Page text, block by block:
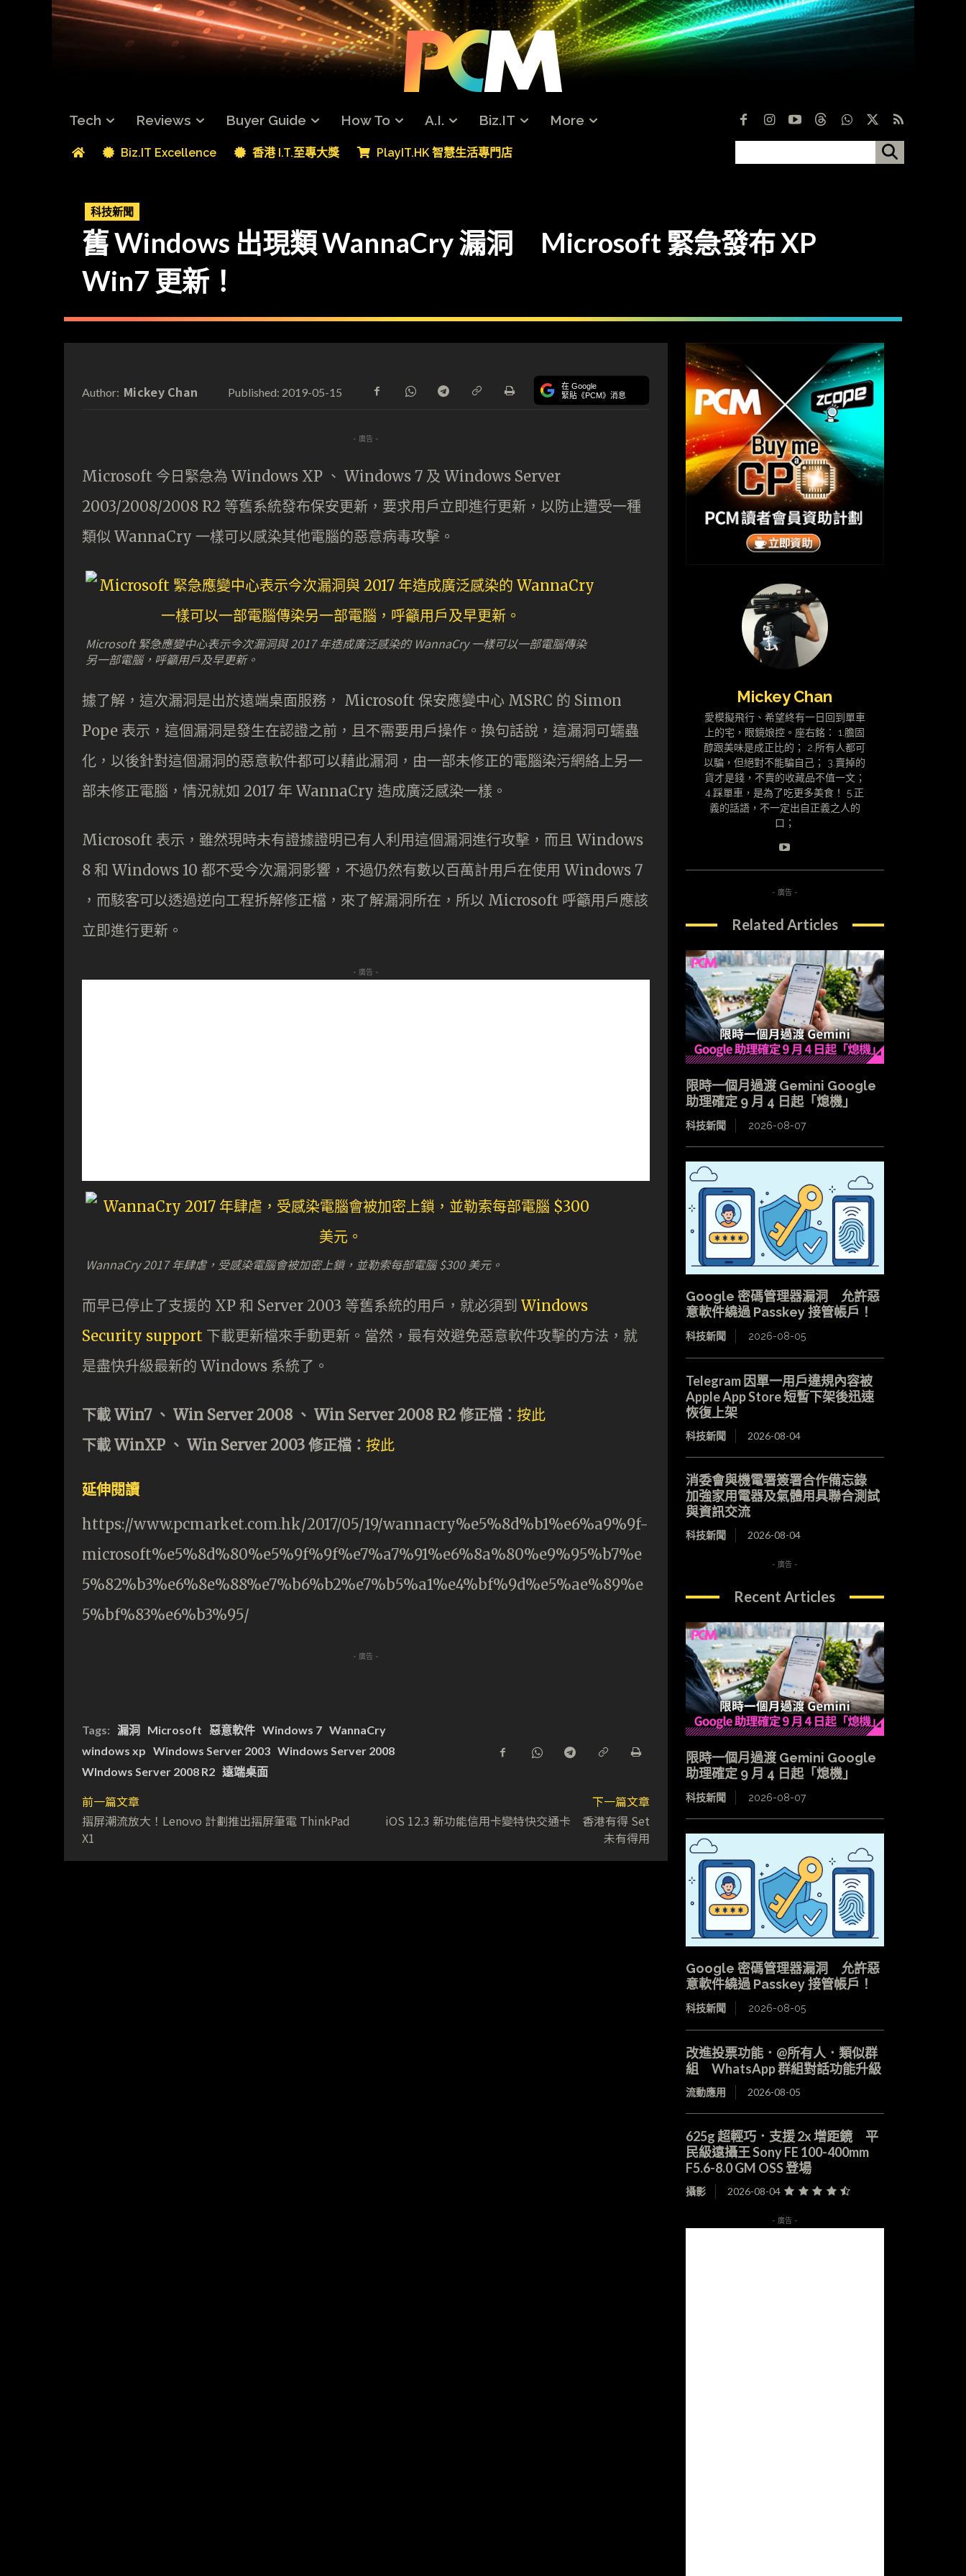
Tech Reviews Buyer Guide How To A.I. Biz.IT More
Biz.IT Excellence 香港 I.T.至專大獎 PlayIT.HK 智慧生活專門店
科技新聞
舊 Windows 出現類 WannaCry 漏洞 Microsoft 緊急發布 XP
Win7 更新！
Author: Mickey Chan Published: 2019-05-15 在 Google
緊貼《PCM》消息
- 廣告 -
Microsoft 今日緊急為 Windows XP 、 Windows 7 及 Windows Server
2003/2008/2008 R2 等舊系統發布保安更新，要求用戶立即進行更新，以防止遭受一種
類似 WannaCry 一樣可以感染其他電腦的惡意病毒攻擊。
Microsoft 緊急應變中心表示今次漏洞與 2017 年造成廣泛感染的 WannaCry 一樣可以一部電腦傳染
另一部電腦，呼籲用戶及早更新。
據了解，這次漏洞是出於遠端桌面服務， Microsoft 保安應變中心 MSRC 的 Simon
Pope 表示，這個漏洞是發生在認證之前，且不需要用戶操作。換句話說，這漏洞可蠕蟲
化，以後針對這個漏洞的惡意軟件都可以藉此漏洞，由一部未修正的電腦染污網絡上另一
部未修正電腦，情況就如 2017 年 WannaCry 造成廣泛感染一樣。
Microsoft 表示，雖然現時未有證據證明已有人利用這個漏洞進行攻擊，而且 Windows
8 和 Windows 10 都不受今次漏洞影響，不過仍然有數以百萬計用戶在使用 Windows 7
，而駭客可以透過逆向工程拆解修正檔，來了解漏洞所在，所以 Microsoft 呼籲用戶應該
立即進行更新。
- 廣告 -
WannaCry 2017 年肆虐，受感染電腦會被加密上鎖，並勒索每部電腦 $300 美元。
而早已停止了支援的 XP 和 Server 2003 等舊系統的用戶，就必須到 Windows
Security support 下載更新檔來手動更新。當然，最有效避免惡意軟件攻擊的方法，就
是盡快升級最新的 Windows 系統了。
下載 Win7 、 Win Server 2008 、 Win Server 2008 R2 修正檔： 按此
下載 WinXP 、 Win Server 2003 修正檔： 按此
延伸閱讀
https://www.pcmarket.com.hk/2017/05/19/wannacry%e5%8d%b1%e6%a9%9f-
microsoft%e5%8d%80%e5%9f%9f%e7%a7%91%e6%8a%80%e9%95%b7%e
5%82%b3%e6%8e%88%e7%b6%b2%e7%b5%a1%e4%bf%9d%e5%ae%89%e
5%bf%83%e6%b3%95/
- 廣告 -
Tags: 漏洞 Microsoft 惡意軟件 Windows 7 WannaCry
windows xp Windows Server 2003 Windows Server 2008
WIndows Server 2008 R2 遠端桌面
前一篇文章
摺屏潮流放大！Lenovo 計劃推出摺屏筆電 ThinkPad
X1
下一篇文章
iOS 12.3 新功能信用卡變特快交通卡 香港有得 Set
未有得用
Mickey Chan
愛模擬飛行、希望終有一日回到單車
上的宅，眼鏡娘控。座右銘： 1.膽固
醇跟美味是成正比的； 2.所有人都可
以騙，但絕對不能騙自己； 3.賣掉的
貨才是錢，不賣的收藏品不值一文；
4.踩單車，是為了吃更多美食！ 5.正
義的話語，不一定出自正義之人的
口；
- 廣告 -
Related Articles
限時一個月過渡 Gemini Google
助理確定 9 月 4 日起「熄機」
科技新聞 2026-08-07
Google 密碼管理器漏洞 允許惡
意軟件繞過 Passkey 接管帳戶！
科技新聞 2026-08-05
Telegram 因單一用戶違規內容被
Apple App Store 短暫下架後迅速
恢復上架
科技新聞 2026-08-04
消委會與機電署簽署合作備忘錄
加強家用電器及氣體用具聯合測試
與資訊交流
科技新聞 2026-08-04
- 廣告 -
Recent Articles
限時一個月過渡 Gemini Google
助理確定 9 月 4 日起「熄機」
科技新聞 2026-08-07
Google 密碼管理器漏洞 允許惡
意軟件繞過 Passkey 接管帳戶！
科技新聞 2026-08-05
改進投票功能．@所有人．類似群
組 WhatsApp 群組對話功能升級
流動應用 2026-08-05
625g 超輕巧．支援 2x 增距鏡 平
民級遠攝王 Sony FE 100-400mm
F5.6-8.0 GM OSS 登場
攝影 2026-08-04
- 廣告 -